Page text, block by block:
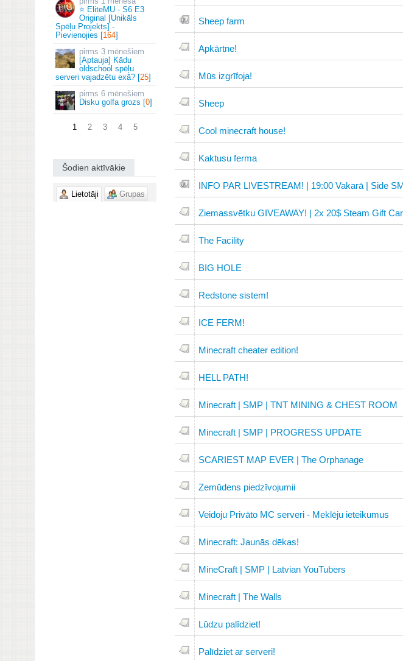
⭐ EliteMU - S6 E3
Original [Unikāls
Spēļu Projekts] -
Pievienojies [164]
3 mēnešiem
[Aptauja] Kādu
oldschool spēļu
serveri vajadzētu exā? [25]
6 mēnešiem
Disku golfa grozs [0]
1 2 3 4 5
Šodien aktīvākie
Lietotāji Grupas
Sheep farm
Apkārtne!
Mūs izgrīfoja!
Sheep
Cool minecraft house!
Kaktusu ferma
INFO PAR LIVESTREAM! | 19:00 Vakarā | Side
Ziemassvētku GIVEAWAY! | 2x 20$ Steam Gift
The Facility
BIG HOLE
Redstone sistem!
ICE FERM!
Minecraft cheater edition!
HELL PATH!
Minecraft | SMP | TNT MINING & CHEST ROOM
Minecraft | SMP | PROGRESS UPDATE
SCARIEST MAP EVER | The Orphanage
Zemūdens piedzīvojumii
Veidoju Privāto MC serveri - Meklēju ieteikumus
Minecraft: Jaunās dēkas!
MineCraft | SMP | Latvian YouTubers
Minecraft | The Walls
Lūdzu palīdziet!
Palīdziet ar serveri!